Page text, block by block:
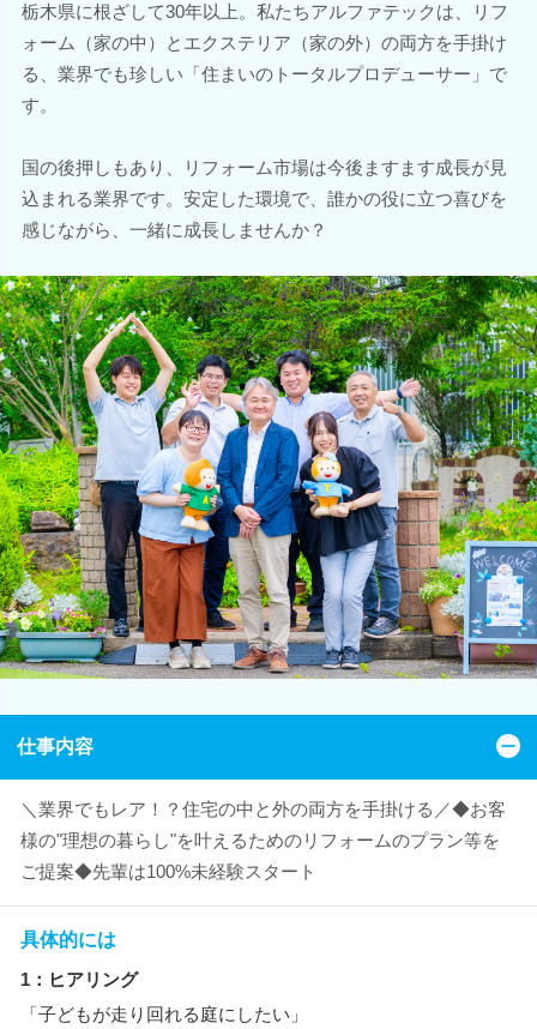
栃木県に根ざして30年以上。私たちアルファテックは、リフ
ォーム（家の中）とエクステリア（家の外）の両方を手掛け
る、業界でも珍しい「住まいのトータルプロデューサー」で
す。
国の後押しもあり、リフォーム市場は今後ますます成長が見
込まれる業界です。安定した環境で、誰かの役に立つ喜びを
感じながら、一緒に成長しませんか？
仕事内容
＼業界でもレア！？住宅の中と外の両方を手掛ける／◆お客
様の"理想の暮らし"を叶えるためのリフォームのプラン等を
ご提案◆先輩は100%未経験スタート
具体的には
1：ヒアリング
「子どもが走り回れる庭にしたい」